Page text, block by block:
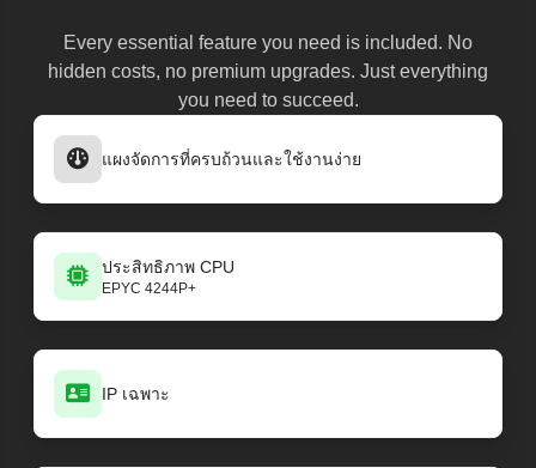
Every essential feature you need is included. No
hidden costs, no premium upgrades. Just everything
you need to succeed.
แผงจัดการที่ครบถ้วนและใช้งานง่าย
ประสิทธิภาพ CPU
EPYC 4244P+
IP เฉพาะ